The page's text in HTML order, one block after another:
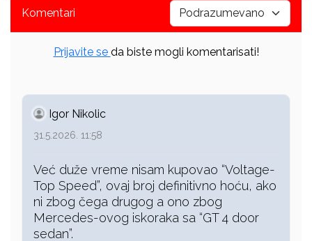
Komentari
Prijavite se da biste mogli komentarisati!
Igor Nikolic
31.5.2026. 11:58
Već duže vreme nisam kupovao “Voltage-
Top Speed”, ovaj broj definitivno hoću, ako
ni zbog čega drugog a ono zbog
Mercedes-ovog iskoraka sa “GT 4 door
sedan”.